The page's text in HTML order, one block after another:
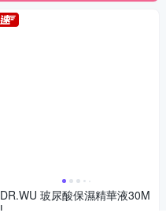
DR.WU 玻尿酸保濕精華液30M
L